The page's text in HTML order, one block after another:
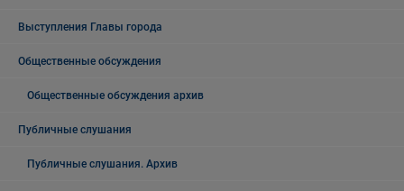
Выступления Главы города
Общественные обсуждения
Общественные обсуждения архив
Публичные слушания
Публичные слушания. Архив